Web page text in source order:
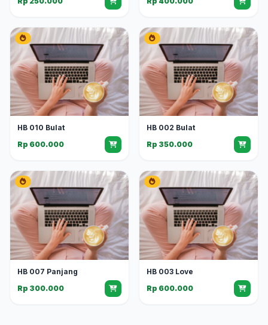
HB 010 Bulat
Rp 600.000
HB 002 Bulat
Rp 350.000
HB 007 Panjang
Rp 300.000
HB 003 Love
Rp 600.000